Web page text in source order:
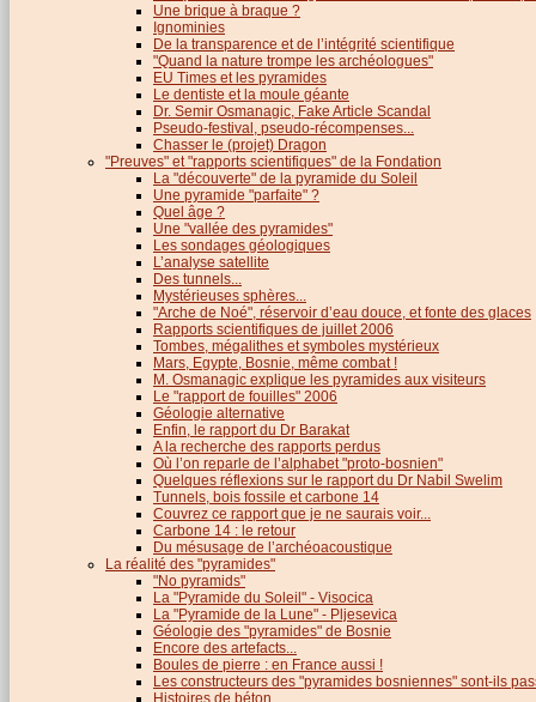
Une brique à braque ?
Ignominies
De la transparence et de l’intégrité scientifique
"Quand la nature trompe les archéologues"
EU Times et les pyramides
Le dentiste et la moule géante
Dr. Semir Osmanagic, Fake Article Scandal
Pseudo-festival, pseudo-récompenses...
Chasser le (projet) Dragon
"Preuves" et "rapports scientifiques" de la Fondation
La "découverte" de la pyramide du Soleil
Une pyramide "parfaite" ?
Quel âge ?
Une "vallée des pyramides"
Les sondages géologiques
L’analyse satellite
Des tunnels...
Mystérieuses sphères...
"Arche de Noé", réservoir d’eau douce, et fonte des glaces
Rapports scientifiques de juillet 2006
Tombes, mégalithes et symboles mystérieux
Mars, Egypte, Bosnie, même combat !
M. Osmanagic explique les pyramides aux visiteurs
Le "rapport de fouilles" 2006
Géologie alternative
Enfin, le rapport du Dr Barakat
A la recherche des rapports perdus
Où l’on reparle de l’alphabet "proto-bosnien"
Quelques réflexions sur le rapport du Dr Nabil Swelim
Tunnels, bois fossile et carbone 14
Couvrez ce rapport que je ne saurais voir...
Carbone 14 : le retour
Du mésusage de l’archéoacoustique
La réalité des "pyramides"
"No pyramids"
La "Pyramide du Soleil" - Visocica
La "Pyramide de la Lune" - Pljesevica
Géologie des "pyramides" de Bosnie
Encore des artefacts...
Boules de pierre : en France aussi !
Les constructeurs des "pyramides bosniennes" sont-ils
Histoires de béton